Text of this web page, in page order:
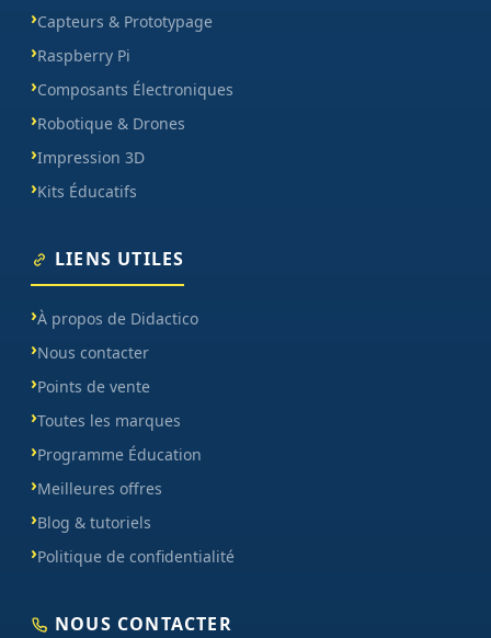
Capteurs & Prototypage
Raspberry Pi
Composants Électroniques
Robotique & Drones
Impression 3D
Kits Éducatifs
LIENS UTILES
À propos de Didactico
Nous contacter
Points de vente
Toutes les marques
Programme Éducation
Meilleures offres
Blog & tutoriels
Politique de confidentialité
NOUS CONTACTER